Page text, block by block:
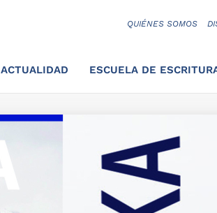
QUIÉNES SOMOS
ACTUALIDAD ESCUELA DE